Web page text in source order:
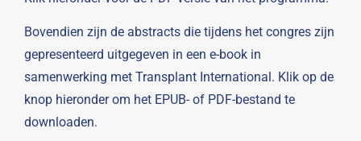
Bovendien zijn de abstracts die tijdens het congres zijn
gepresenteerd uitgegeven in een e-book in
samenwerking met Transplant International. Klik op de
knop hieronder om het EPUB- of PDF-bestand te
downloaden.